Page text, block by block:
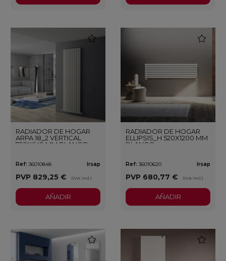
RADIADOR DE HOGAR
ARPA 18_2 VERTICAL
750X649 MM BLANCO
Ref: 36010848 Irsap
PVP 829,25 € (IVA incl.)
favorite
AÑADIR
RADIADOR DE HOGAR
ELLIPSIS_H 520X1200 MM
BLANCO
Ref: 36010620 Irsap
PVP 680,77 € (IVA incl.)
AÑADIR